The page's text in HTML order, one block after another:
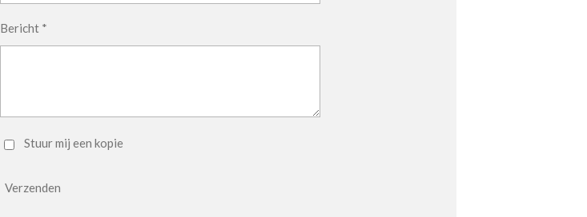
Bericht *
Stuur mij een kopie
Verzenden